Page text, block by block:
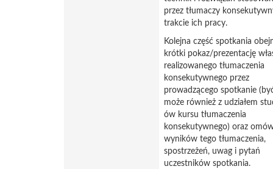
przez tłumaczy
trakcie ich pracy.
Kolejna część spotkania
krótki pokaz/prezentację
realizowanego tłumaczenia
konsekutywnego przez
prowadzącego spotkanie
może również z udziałem
ów kursu tłumaczenia
konsekutywnego) oraz
wyników tego tłumaczenia,
spostrzeżeń, uwag i pytań
uczestników spotkania.